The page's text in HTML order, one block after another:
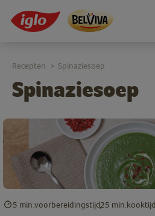
Spinaziesoep
Recepten > Spinaziesoep
5 min. voorbereidingstijd25 min. kooktijd